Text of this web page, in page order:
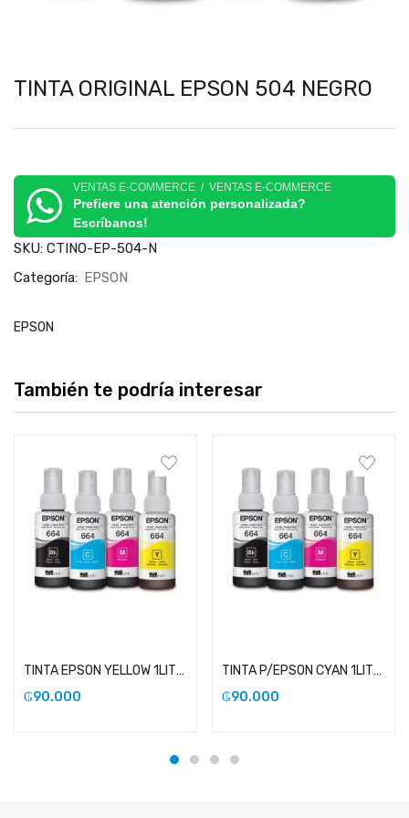
TINTA ORIGINAL EPSON 504 NEGRO
VENTAS E-COMMERCE / VENTAS E-COMMERCE
Prefiere una atención personalizada?
Escríbanos!
SKU: CTINO-EP-504-N
Categoría: EPSON
EPSON
También te podría interesar
TINTA EPSON YELLOW 1LITRO
₲90.000
TINTA P/EPSON CYAN 1LITRO
₲90.000